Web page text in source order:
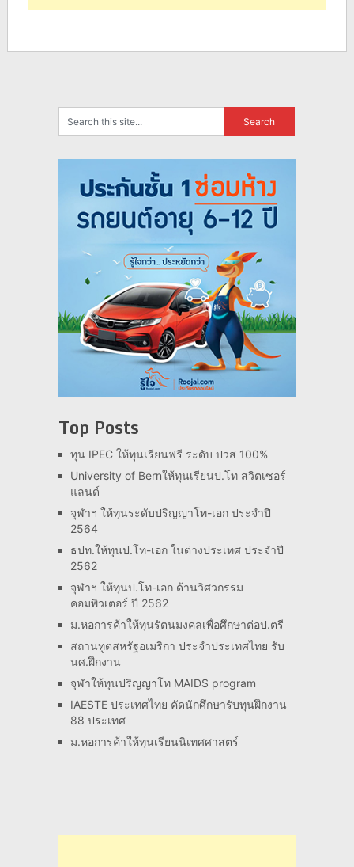
Top Posts
ทุน IPEC ให้ทุนเรียนฟรี ระดับ ปวส 100%
University of Bernให้ทุนเรียนป.โท สวิตเซอร์
แลนด์
จุฬาฯ ให้ทุนระดับปริญญาโท-เอก ประจำปี
2564
ธปท.ให้ทุนป.โท-เอก ในต่างประเทศ ประจำปี
2562
จุฬาฯ ให้ทุนป.โท-เอก ด้านวิศวกรรม
คอมพิวเตอร์ ปี 2562
ม.หอการค้าให้ทุนรัตนมงคลเพื่อศึกษาต่อป.ตรี
สถานทูตสหรัฐอเมริกา ประจำประเทศไทย รับ
นศ.ฝึกงาน
จุฬาให้ทุนปริญญาโท MAIDS program
IAESTE ประเทศไทย คัดนักศึกษารับทุนฝึกงาน
88 ประเทศ
ม.หอการค้าให้ทุนเรียนนิเทศศาสตร์